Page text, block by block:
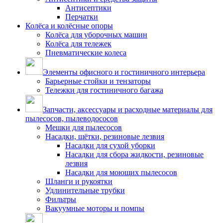
Антисептики
Перчатки
Колёса и колёсные опоры
Колёса для уборочных машин
Колёса для тележек
Пневматические колеса
Элементы офисного и гостиничного интерьера
Барьерные стойки и тензаторы
Тележки для гостиничного багажа
Запчасти, аксессуары и расходные материалы для
пылесосов, пылеводососов
Мешки для пылесосов
Насадки, щётки, резиновые лезвия
Насадки для сухой уборки
Насадки для сбора жидкости, резиновые
лезвия
Насадки для моющих пылесосов
Шланги и рукоятки
Удлинительные трубки
Фильтры
Вакуумные моторы и помпы